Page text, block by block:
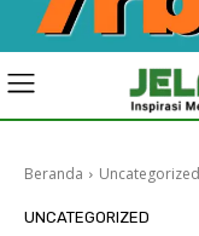
Beranda Uncategorized
UNCATEGORIZED